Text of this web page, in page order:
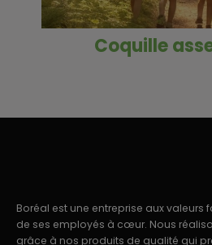
Coquille
Boréal est une entreprise aux
de ses employés à cœur. Nous
grâce à nos produits de qualité qui